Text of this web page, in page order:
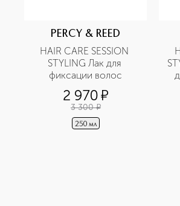
PERCY & REED
HAIR CARE SESSION
STYLING Лак для
фиксации волос
2 970¤
3 300 ¤
250 мл